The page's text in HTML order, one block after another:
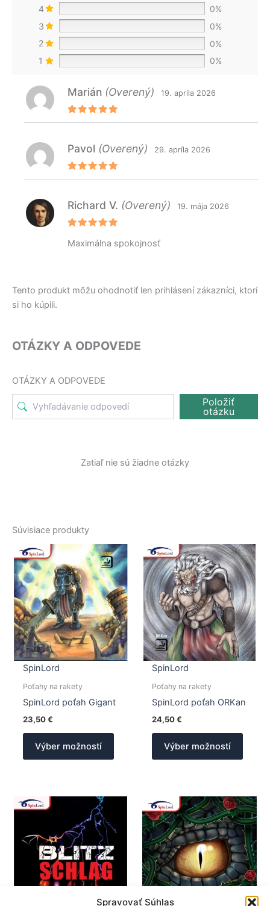
Spravovať Súhlas
4
0%
3
0%
2
0%
1
0%
Hodnoteni
Marián (Overený) 19. apríla 2026
Hodnoteni
Pavol (Overený) 29. apríla 2026
e5z 5
Richard V. (Overený) 19. mája 2026
Maximálna spokojnosť
Tento produkt môžu ohodnotiť len prihlásení zákazníci, ktorí
si ho kúpili.
OTÁZKY A ODPOVEDE
OTÁZKY A ODPOVEDE
Položiť
otázku
Zatiaľ nie sú žiadne otázky
Súvisiace produkty
SpinLord
Poťahy na rakety
SpinLord poťah Gigant
23,50€
Výber možností
Tento
Možnosti
môžete
vybrať
stránke
SpinLord
Poťahy na rakety
SpinLord poťah ORKan
24,50€
Výber možností
Tento
si
vybrať
na